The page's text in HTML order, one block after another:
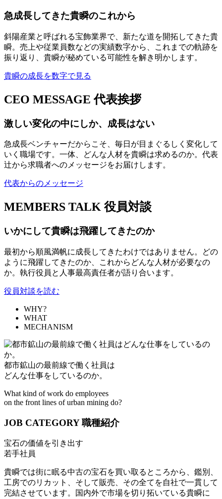
急成長してきた貴瞬のこれから
斜陽産業と呼ばれる宝飾業界で、新たな道を開拓してきた貴
瞬。売上や従業員数などの実績数字から、これまでの軌跡を
振り返り、貴瞬が秘めている可能性を解き明かします。
貴瞬の成長を数字で見る
CEO MESSAGE 代表挨拶
激しい変化の中にしか、成長はない
急成長ベンチャーだからこそ、毎日が目まぐるしく変化して
いく職場です。一体、どんな人材を貴瞬は求めるのか。代表
辻から求職者へのメッセージをお届けします。
代表からのメッセージ
MEMBERS TALK 役員対談
いかにして貴瞬は飛躍してきたのか
最初から順風満帆に成長してきたわけではありません。どの
ように飛躍してきたのか、これからどんな人材が必要なの
か。執行役員と人事最高責任者が語り合います。
役員対談を読む
WHY?
WHAT
MECHANISM
都市鉱山の最前線で働く社員は
どんな仕事をしているのか。
What kind of work do employees
on the front lines of urban mining do?
JOB CATEGORY 職種紹介
宝石の価値を引き出す
若手社員
貴瞬では街に眠る中古の宝石を買い取るところから、鑑別、
工房でのリカット、そして販売、その全てを自社で一貫して
完結させています。国内外で市場を切り拓いている貴瞬に